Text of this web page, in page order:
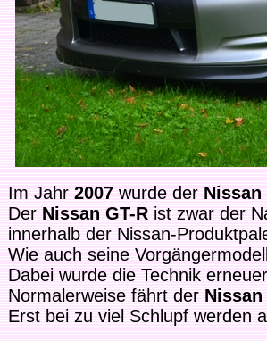
Im Jahr2007wurde derNissan
DerNissan GT-Rist zwar der
innerhalb der Nissan-
Wie auch seine
Dabei wurde die Technik
Normalerweise fährt derNissan
Erst bei zu viel Schlupf werden